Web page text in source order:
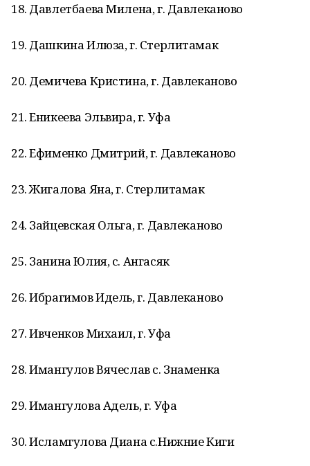
18. Давлетбаева Милена, г. Давлеканово
19. Дашкина Илюза, г. Стерлитамак
20. Демичева Кристина, г. Давлеканово
21. Еникеева Эльвира, г. Уфа
22. Ефименко Дмитрий, г. Давлеканово
23. Жигалова Яна, г. Стерлитамак
24. Зайцевская Ольга, г. Давлеканово
25. Занина Юлия, с. Ангасяк
26. Ибрагимов Идель, г. Давлеканово
27. Ивченков Михаил, г. Уфа
28. Имангулов Вячеслав с. Знаменка
29. Имангулова Адель, г. Уфа
30. Исламгулова Диана с.Нижние Киги